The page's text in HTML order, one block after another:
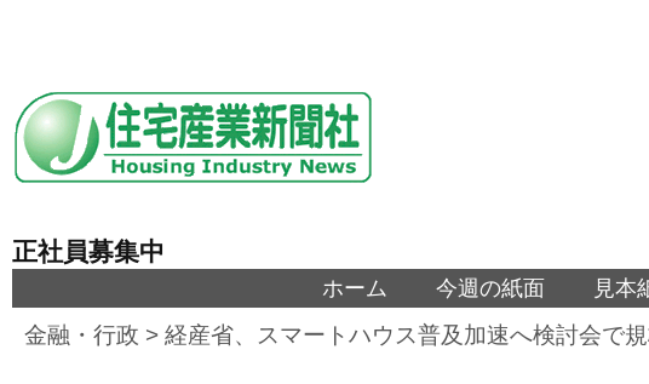
正社員募集中
ホーム 今週の紙面 見本
金融・行政 > 経産省、スマートハウス普及加速へ検討会で